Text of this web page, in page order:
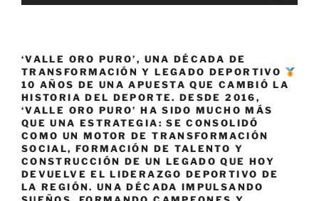
‘VALLE ORO PURO’, UNA DÉCADA DE
TRANSFORMACIÓN Y LEGADO DEPORTIVO
10 AÑOS DE UNA APUESTA QUE CAMBIÓ LA
HISTORIA DEL DEPORTE. DESDE 2016,
‘VALLE ORO PURO’ HA SIDO MUCHO MÁS
QUE UNA ESTRATEGIA: SE CONSOLIDÓ
COMO UN MOTOR DE TRANSFORMACIÓN
SOCIAL, FORMACIÓN DE TALENTO Y
CONSTRUCCIÓN DE UN LEGADO QUE HOY
DEVUELVE EL LIDERAZGO DEPORTIVO DE
LA REGIÓN. UNA DÉCADA IMPULSANDO